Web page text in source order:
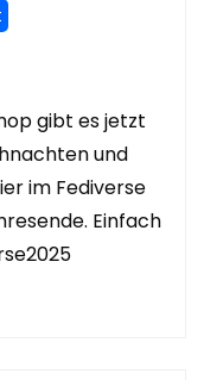
gibt es jetzt
und
im Fediverse
Einfach